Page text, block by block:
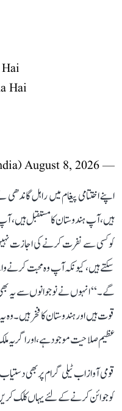
Hai
— Congress (@INCIndia)
August 8, 2026
اپنے اختتامی پیغام میں راہل
ہیں، آپ ہندوستان کا مستقبل
کو کسی سے نفرت کرنے کی اجازت
سکتے ہیں، کیونکہ آپ وہ محبت کرنے
گے۔‘‘ انہوں نے نوجوانوں سے یہ
قوت ہیں اور ہندوستان کا فخر ہیں۔
عظیم صلاحیت موجود ہے، اور اگر یہ
قومی آواز اب ٹیلی گرام پر بھی
کو جوائن کرنے کے لئے یہاں کلک